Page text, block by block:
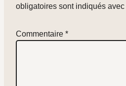
obligatoires sont indiqués avec
Commentaire *